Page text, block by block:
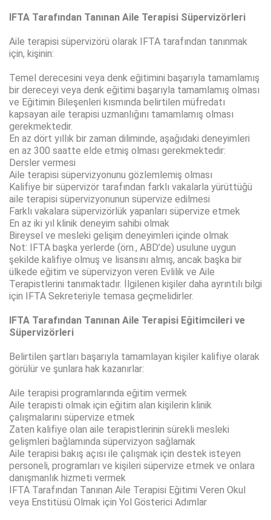
IFTA Tarafından Tanınan Aile Terapisi Süpervizörleri
Aile terapisi süpervizörü olarak IFTA tarafından tanınmak
için, kişinin:
Temel derecesini veya denk eğitimini başarıyla tamamlamış
bir dereceyi veya denk eğitimi başarıyla tamamlamış olması
ve Eğitimin Bileşenleri kısmında belirtilen müfredatı
kapsayan aile terapisi uzmanlığını tamamlamış olması
gerekmektedir.
En az dört yıllık bir zaman diliminde, aşağıdaki deneyimleri
en az 300 saatte elde etmiş olması gerekmektedir:
Dersler vermesi
Aile terapisi süpervizyonunu gözlemlemiş olması
Kalifiye bir süpervizör tarafından farklı vakalarla yürüttüğü
aile terapisi süpervizyonunun süpervize edilmesi
Farklı vakalara süpervizörlük yapanları süpervize etmek
En az iki yıl klinik deneyim sahibi olmak
Bireysel ve mesleki gelişim deneyimleri içinde olmak
Not: IFTA başka yerlerde (örn., ABD’de) usulune uygun
şekilde kalifiye olmuş ve lisansını almış, ancak başka bir
ülkede eğitim ve süpervizyon veren Evlilik ve Aile
Terapistlerini tanımaktadır. İlgilenen kişiler daha ayrıntılı bilgi
için IFTA Sekreteriyle temasa geçmelidirler.
IFTA Tarafından Tanınan Aile Terapisi Eğitimcileri ve
Süpervizörleri
Belirtilen şartları başarıyla tamamlayan kişiler kalifiye olarak
görülür ve şunlara hak kazanırlar:
Aile terapisi programlarında eğitim vermek
Aile terapisti olmak için eğitim alan kişilerin klinik
çalışmalarını süpervize etmek
Zaten kalifiye olan aile terapistlerinin sürekli mesleki
gelişmleri bağlamında süpervizyon sağlamak
Aile terapisi bakış açısı ile çalışmak için destek isteyen
personeli, programları ve kişileri süpervize etmek ve onlara
danışmanlık hizmeti vermek
IFTA Tarafından Tanınan Aile Terapisi Eğitimi Veren Okul
veya Enstitüsü Olmak için Yol Gösterici Adımlar